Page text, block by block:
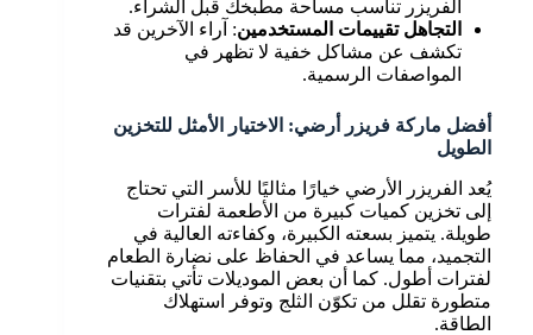
الفريزر تناسب مساحة مطبخك قبل الشراء.
التجاهل تقييمات المستخدمين: آراء الآخرين قد
تكشف عن مشاكل خفية لا تظهر في
المواصفات الرسمية.
أفضل ماركة فريزر أرضي: الاختيار الأمثل للتخزين
الطويل
يُعد الفريزر الأرضي خيارًا مثاليًا للأسر التي تحتاج
إلى تخزين كميات كبيرة من الأطعمة لفترات
طويلة. يتميز بسعته الكبيرة، وكفاءته العالية في
التجميد، مما يساعد في الحفاظ على نضارة الطعام
لفترات أطول. كما أن بعض الموديلات تأتي بتقنيات
متطورة تقلل من تكوّن الثلج وتوفر استهلاك
الطاقة.